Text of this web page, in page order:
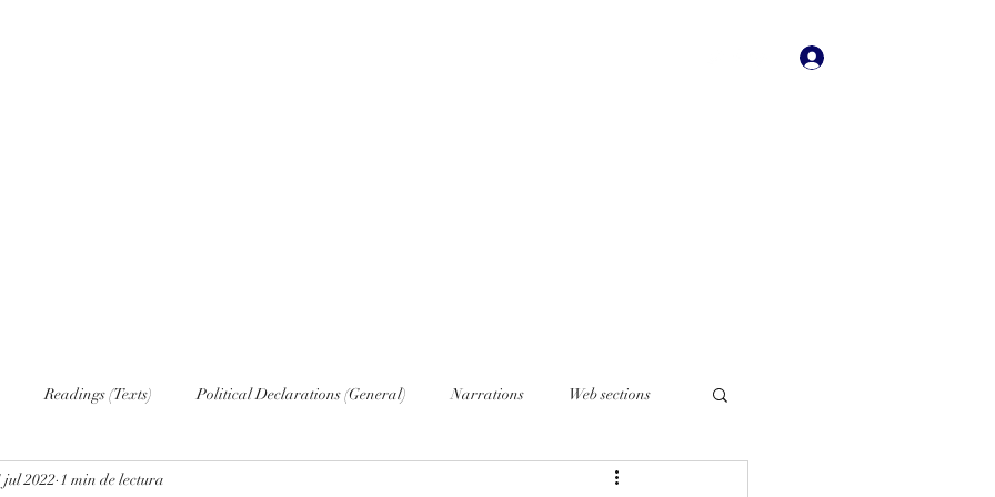
Readings (Texts) Political Declarations (General) Narrations Web sections
English (Publications)
jul 2022 1 min de lectura